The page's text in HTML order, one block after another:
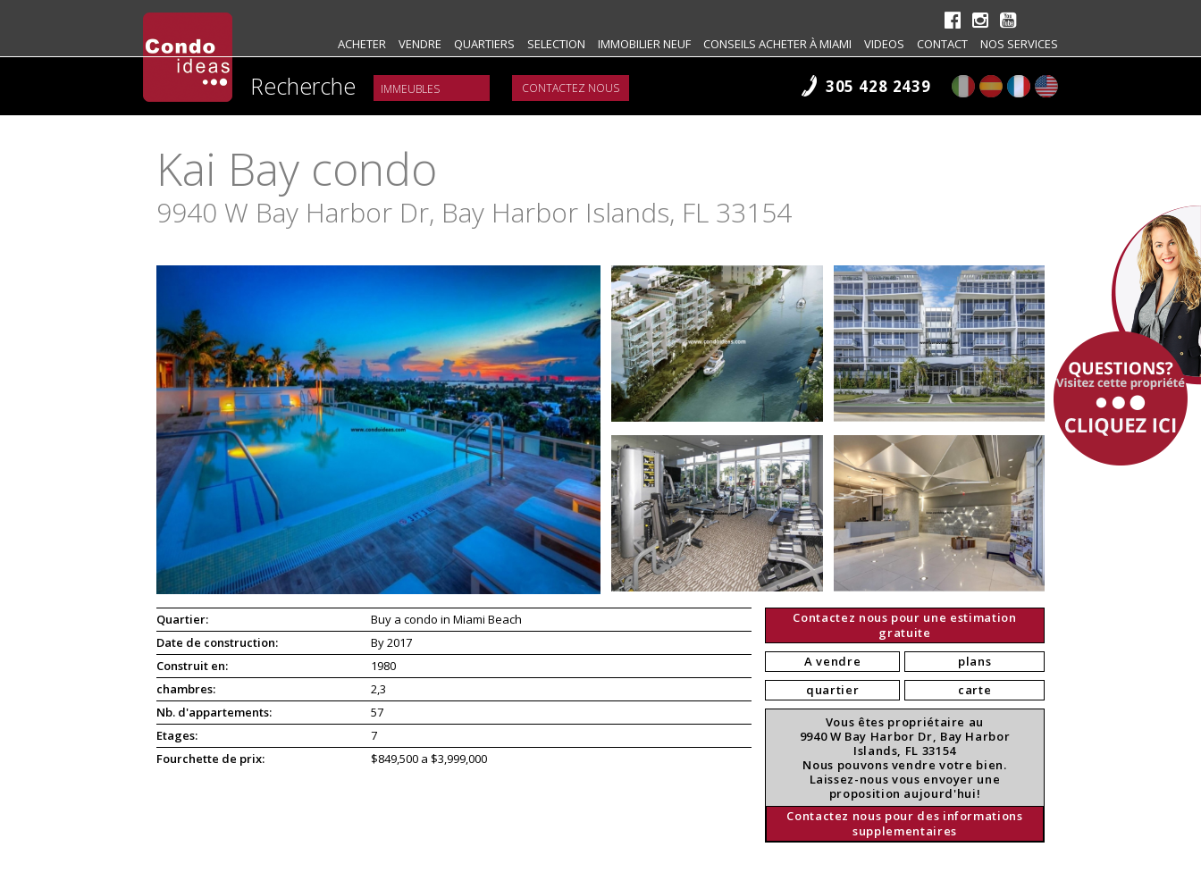
ACHETER VENDRE QUARTIERS SELECTION IMMOBILIER NEUF CONSEILS ACHETER À MIAMI VIDEOS CONTACT NOS SERVICES
Recherche CONTACTEZ NOUS 305 428 2439
Kai Bay condo
9940 W Bay Harbor Dr, Bay Harbor Islands, FL 33154
Quartier:
Buy a condo in Miami Beach
Date de construction:
By 2017
Construit en:
1980
chambres:
2,3
Nb. d'appartements:
57
Etages:
7
Fourchette de prix:
$849,500 a $3,999,000
Contactez nous pour une estimation
gratuite
A vendre
quartier
plans
carte
Vous êtes propriétaire au
9940 W Bay Harbor Dr, Bay Harbor
Islands, FL 33154
Nous pouvons vendre votre bien.
Laissez-nous vous envoyer une
proposition aujourd'hui!
Contactez nous pour des informations
supplementaires